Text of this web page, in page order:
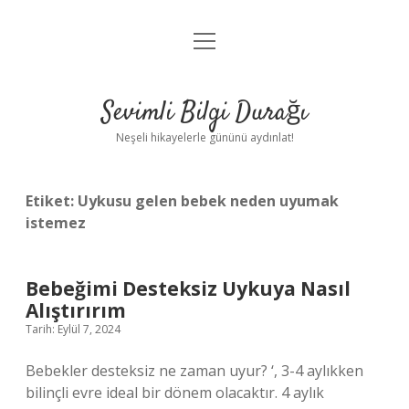
Anasayfa
Yasal Uyarı
menüyü
Sevimli Bilgi Durağı
Neşeli hikayelerle gününü aydınlat!
Etiket: Uykusu gelen bebek neden uyumak
istemez
Bebeğimi Desteksiz Uykuya Nasıl
Alıştırırım
Tarih: Eylül 7, 2024
Bebekler desteksiz ne zaman uyur? ‘, 3-4 aylıkken
bilinçli evre ideal bir dönem olacaktır. 4 aylık